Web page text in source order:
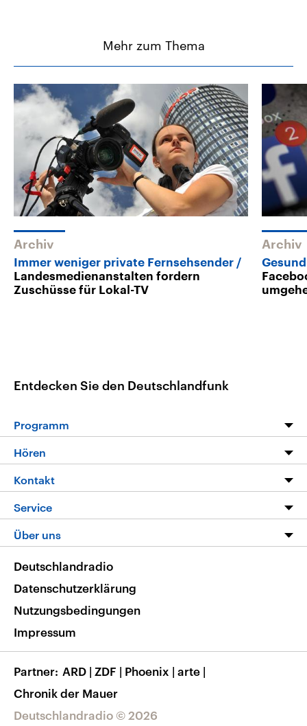
Mehr zum Thema
Archiv
Immer weniger private Fernsehsender
Landesmedienanstalten fordern
Zuschüsse für Lokal-TV
Archiv
Entdecken Sie den Deutschlandfunk
Programm
Programm
Die Nachrichten
Nachrichtenleicht
Neue Beiträge auf dlf.de
Hören
Livestream
Podcasts
Deutschlandfunk App
Nachrichten App
Frequenzen
Kontakt
Hörerservice
Service
FAQ
Veranstaltungen
Musikliste
RSS
Über uns
Barrierefreiheit
Deutschlandradio © 2026
Deutschlandradio
Datenschutzerklärung
Nutzungsbedingungen
Impressum
Partner ARD | ZDF | Phoenix | arte |
Chronik der Mauer